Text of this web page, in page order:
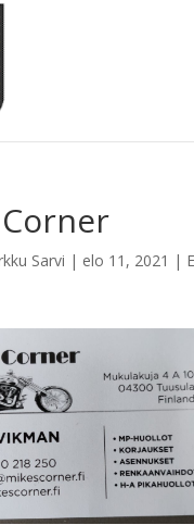
Corner
Sarvi | elo 11, 2021 |